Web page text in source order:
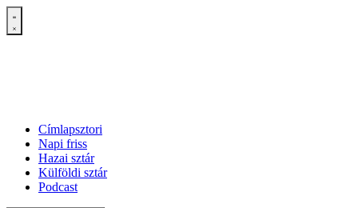
Címlapsztori
Napi friss
Hazai sztár
Külföldi sztár
Podcast